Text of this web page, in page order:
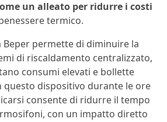
un alleato per ridurre i costi
termico.
Beper permette di diminuire la
di riscaldamento centralizzato,
consumi elevati e bollette
questo dispositivo durante le ore
consente di ridurre il tempo
con un impatto diretto